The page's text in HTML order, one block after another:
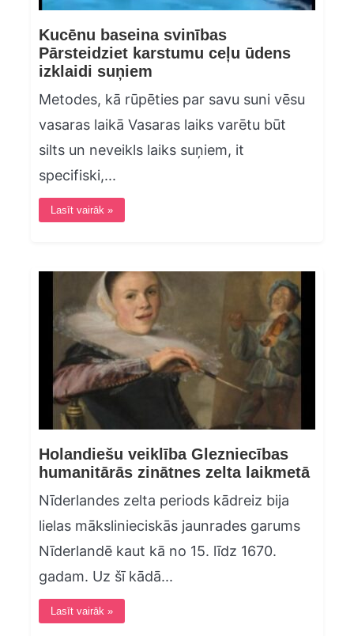
Kucēnu baseina svinības
Pārsteidziet karstumu ceļu ūdens
izklaidi suņiem
Metodes, kā rūpēties par savu suni vēsu
vasaras laikā Vasaras laiks varētu būt
silts un neveikls laiks suņiem, it
specifiski,...
Lasīt vairāk »
Holandiešu veiklība Glezniecības
humanitārās zinātnes zelta laikmetā
Nīderlandes zelta periods kādreiz bija
lielas mākslinieciskās jaunrades garums
Nīderlandē kaut kā no 15. līdz 1670.
gadam. Uz šī kādā...
Lasīt vairāk »